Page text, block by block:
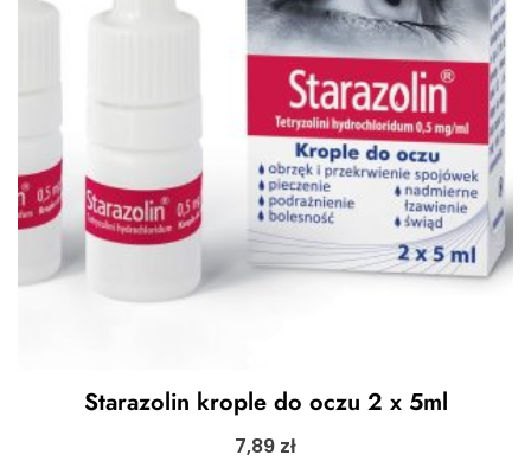
Starazolin krople do oczu 2 x 5ml
7,89 zł